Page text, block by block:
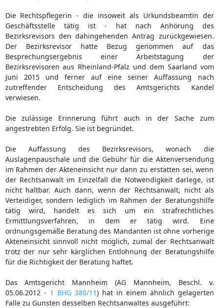
Die Rechtspflegerin - die insoweit als Urkundsbeamtin der
Geschäftsstelle tätig ist - hat nach Anhörung des
Bezirksrevisors den dahingehenden Antrag zurückgewiesen.
Der Bezirksrevisor hatte Bezug genommen auf das
Besprechungsergebnis einer Arbeitstagung der
Bezirksrevisoren aus Rheinland-Pfalz und dem Saarland vom
Juni 2015 und ferner auf eine seiner Auffassung nach
zutreffender Entscheidung des Amtsgerichts Kandel
verwiesen.
Die zulässige Erinnerung führt auch in der Sache zum
angestrebten Erfolg. Sie ist begründet.
Die Auffassung des Bezirksrevisors, wonach die
Auslagenpauschale und die Gebühr für die Aktenversendung
im Rahmen der Akteneinsicht nur dann zu erstatten sei, wenn
der Rechtsanwalt im Einzelfall die Notwendigkeit darlege, ist
nicht haltbar. Auch dann, wenn der Rechtsanwalt, nicht als
Verteidiger, sondern lediglich im Rahmen der Beratungshilfe
tätig wird, handelt es sich um ein strafrechtliches
Ermittlungsverfahren, in dem er tätig wird. Eine
ordnungsgemäße Beratung des Mandanten ist ohne vorherige
Akteneinsicht sinnvoll nicht möglich, zumal der Rechtsanwalt
trotz der nur sehr kärglichen Entlohnung der Beratungshilfe
für die Richtigkeit der Beratung haftet.
Das Amtsgericht Mannheim (AG Mannheim, Beschl. v.
05.06.2012 - 1 BHG 380/11) hat in einem ähnlich gelagerten
Falle zu Gunsten desselben Rechtsanwaltes ausgeführt: